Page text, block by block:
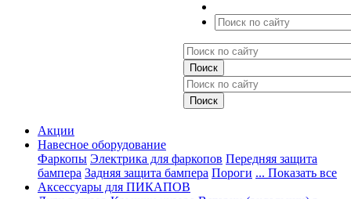
Акции
Навесное оборудование
Фаркопы Электрика для фаркопов Передняя защита
бампера Задняя защита бампера Пороги ... Показать все
Аксессуары для ПИКАПОВ